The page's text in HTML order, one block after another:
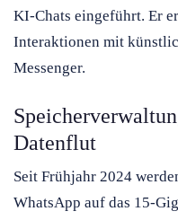
KI-Chats eingeführt. Er
Interaktionen mit
Messenger.
Datenflut
Seit Frühjahr 2024
WhatsApp auf das 15-